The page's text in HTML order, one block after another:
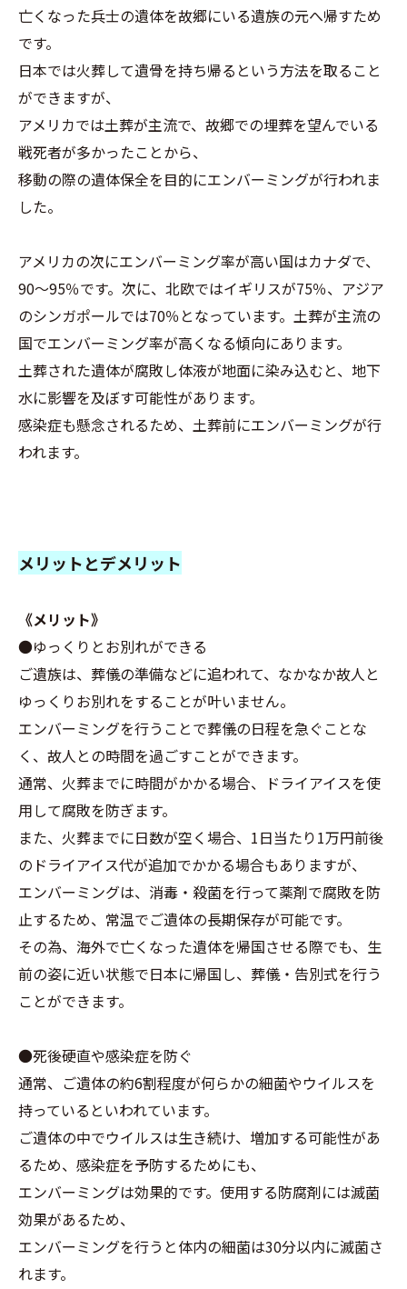
亡くなった兵士の遺体を故郷にいる遺族の元へ帰すため
です。
日本では火葬して遺骨を持ち帰るという方法を取ること
ができますが、
アメリカでは土葬が主流で、故郷での埋葬を望んでいる
戦死者が多かったことから、
移動の際の遺体保全を目的にエンバーミングが行われま
した。
アメリカの次にエンバーミング率が高い国はカナダで、
90～95％です。次に、北欧ではイギリスが75％、アジア
のシンガポールでは70％となっています。土葬が主流の
国でエンバーミング率が高くなる傾向にあります。
土葬された遺体が腐敗し体液が地面に染み込むと、地下
水に影響を及ぼす可能性があります。
感染症も懸念されるため、土葬前にエンバーミングが行
われます。
メリットとデメリット
《メリット》
●ゆっくりとお別れができる
ご遺族は、葬儀の準備などに追われて、なかなか故人と
ゆっくりお別れをすることが叶いません。
エンバーミングを行うことで葬儀の日程を急ぐことな
く、故人との時間を過ごすことができます。
通常、火葬までに時間がかかる場合、ドライアイスを使
用して腐敗を防ぎます。
また、火葬までに日数が空く場合、1日当たり1万円前後
のドライアイス代が追加でかかる場合もありますが、
エンバーミングは、消毒・殺菌を行って薬剤で腐敗を防
止するため、常温でご遺体の長期保存が可能です。
その為、海外で亡くなった遺体を帰国させる際でも、生
前の姿に近い状態で日本に帰国し、葬儀・告別式を行う
ことができます。
●死後硬直や感染症を防ぐ
通常、ご遺体の約6割程度が何らかの細菌やウイルスを
持っているといわれています。
ご遺体の中でウイルスは生き続け、増加する可能性があ
るため、感染症を予防するためにも、
エンバーミングは効果的です。使用する防腐剤には滅菌
効果があるため、
エンバーミングを行うと体内の細菌は30分以内に滅菌さ
れます。